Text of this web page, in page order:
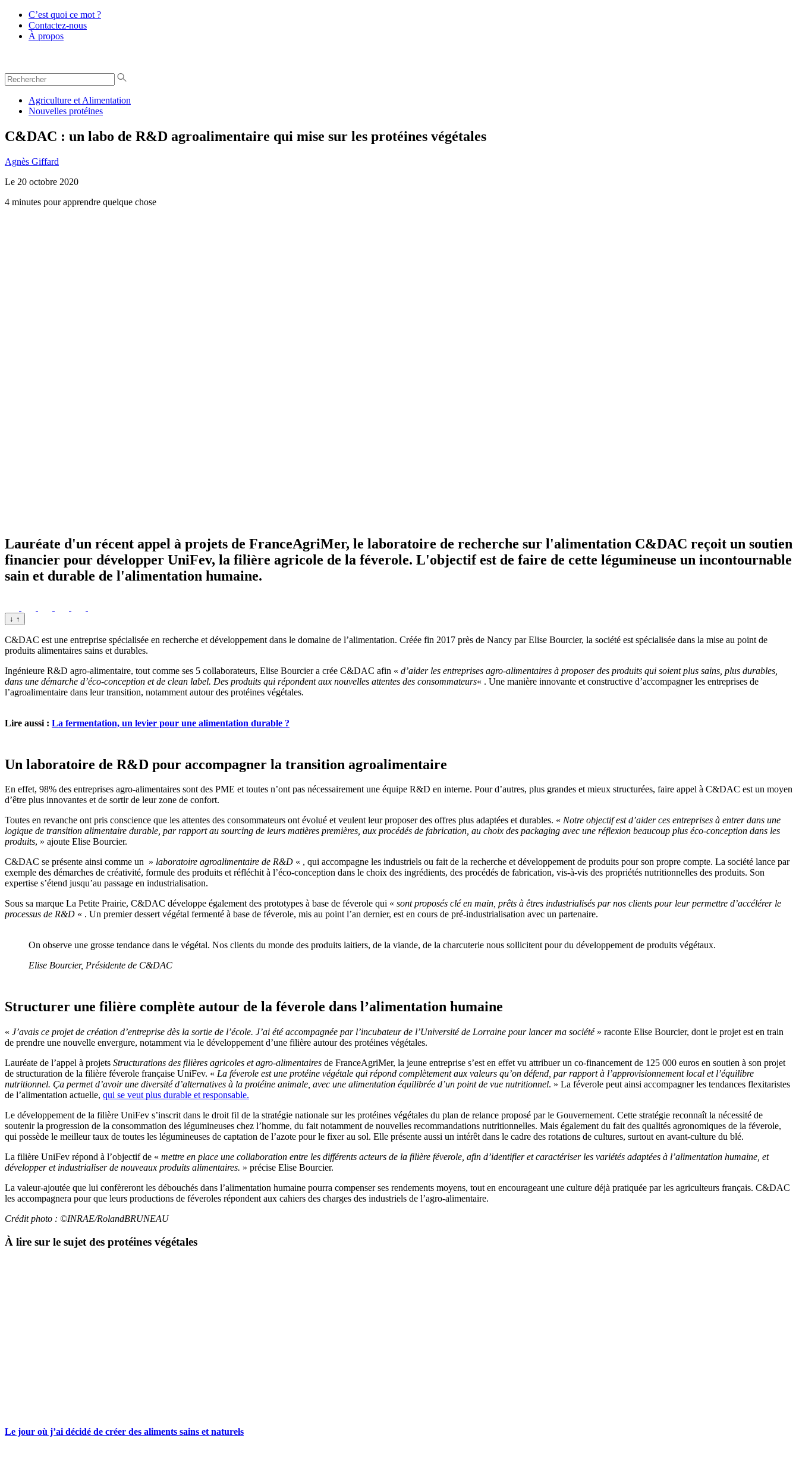
C’est quoi ce mot ?
Contactez-nous
À propos
Agriculture et Alimentation
Nouvelles protéines
C&DAC : un labo de R&D agroalimentaire qui mise sur les protéines végétales
Agnès Giffard
Le 20 octobre 2020
4 minutes pour apprendre quelque chose
Lauréate d'un récent appel à projets de FranceAgriMer, le laboratoire de recherche sur l'alimentation C&DAC reçoit un soutien
financier pour développer UniFev, la filière agricole de la féverole. L'objectif est de faire de cette légumineuse un incontournable
sain et durable de l'alimentation humaine.
↓ ↑
C&DAC est une entreprise spécialisée en recherche et développement dans le domaine de l’alimentation. Créée fin 2017 près de Nancy par Elise Bourcier, la société est spécialisée dans la mise au point de
produits alimentaires sains et durables.
Ingénieure R&D agro-alimentaire, tout comme ses 5 collaborateurs, Elise Bourcier a crée C&DAC afin « d’aider les entreprises agro-alimentaires à proposer des produits qui soient plus sains, plus durables,
dans une démarche d’éco-conception et de clean label. Des produits qui répondent aux nouvelles attentes des consommateurs« . Une manière innovante et constructive d’accompagner les entreprises de
l’agroalimentaire dans leur transition, notamment autour des protéines végétales.
Lire aussi : La fermentation, un levier pour une alimentation durable ?
Un laboratoire de R&D pour accompagner la transition agroalimentaire
En effet, 98% des entreprises agro-alimentaires sont des PME et toutes n’ont pas nécessairement une équipe R&D en interne. Pour d’autres, plus grandes et mieux structurées, faire appel à C&DAC est un moyen
d’être plus innovantes et de sortir de leur zone de confort.
Toutes en revanche ont pris conscience que les attentes des consommateurs ont évolué et veulent leur proposer des offres plus adaptées et durables. « Notre objectif est d’aider ces entreprises à entrer dans une
logique de transition alimentaire durable, par rapport au sourcing de leurs matières premières, aux procédés de fabrication, au choix des packaging avec une réflexion beaucoup plus éco-conception dans les
produits, » ajoute Elise Bourcier.
C&DAC se présente ainsi comme un » laboratoire agroalimentaire de R&D « , qui accompagne les industriels ou fait de la recherche et développement de produits pour son propre compte. La société lance par
exemple des démarches de créativité, formule des produits et réfléchit à l’éco-conception dans le choix des ingrédients, des procédés de fabrication, vis-à-vis des propriétés nutritionnelles des produits. Son
expertise s’étend jusqu’au passage en industrialisation.
Sous sa marque La Petite Prairie, C&DAC développe également des prototypes à base de féverole qui « sont proposés clé en main, prêts à êtres industrialisés par nos clients pour leur permettre d’accélérer le
processus de R&D « . Un premier dessert végétal fermenté à base de féverole, mis au point l’an dernier, est en cours de pré-industrialisation avec un partenaire.
On observe une grosse tendance dans le végétal. Nos clients du monde des produits laitiers, de la viande, de la charcuterie nous sollicitent pour du développement de produits végétaux.
Elise Bourcier, Présidente de C&DAC
Structurer une filière complète autour de la féverole dans l’alimentation humaine
« J’avais ce projet de création d’entreprise dès la sortie de l’école. J’ai été accompagnée par l’incubateur de l’Université de Lorraine pour lancer ma société» raconte Elise Bourcier, dont le projet est en train
de prendre une nouvelle envergure, notamment via le développement d’une filière autour des protéines végétales.
Lauréate de l’appel à projets Structurations des filières agricoles et agro-alimentaires de FranceAgriMer, la jeune entreprise s’est en effet vu attribuer un co-financement de 125 000 euros en soutien à son projet
de structuration de la filière féverole française UniFev. « La féverole est une protéine végétale qui répond complètement aux valeurs qu’on défend, par rapport à l’approvisionnement local et l’équilibre
nutritionnel. Ça permet d’avoir une diversité d’alternatives à la protéine animale, avec une alimentation équilibrée d’un point de vue nutritionnel. » La féverole peut ainsi accompagner les tendances flexitaristes
de l’alimentation actuelle, qui se veut plus durable et responsable.
Le développement de la filière UniFev s’inscrit dans le droit fil de la stratégie nationale sur les protéines végétales du plan de relance proposé par le Gouvernement. Cette stratégie reconnaît la nécessité de
soutenir la progression de la consommation des légumineuses chez l’homme, du fait notamment de nouvelles recommandations nutritionnelles. Mais également du fait des qualités agronomiques de la féverole,
qui possède le meilleur taux de toutes les légumineuses de captation de l’azote pour le fixer au sol. Elle présente aussi un intérêt dans le cadre des rotations de cultures, surtout en avant-culture du blé.
La filière UniFev répond à l’objectif de « mettre en place une collaboration entre les différents acteurs de la filière féverole, afin d’identifier et caractériser les variétés adaptées à l’alimentation humaine, et
développer et industrialiser de nouveaux produits alimentaires. » précise Elise Bourcier.
La valeur-ajoutée que lui confèreront les débouchés dans l’alimentation humaine pourra compenser ses rendements moyens, tout en encourageant une culture déjà pratiquée par les agriculteurs français. C&DAC
les accompagnera pour que leurs productions de féveroles répondent aux cahiers des charges des industriels de l’agro-alimentaire.
Crédit photo : ©INRAE/RolandBRUNEAU
À lire sur le sujet des protéines végétales
Le jour où j’ai décidé de créer des aliments sains et naturels